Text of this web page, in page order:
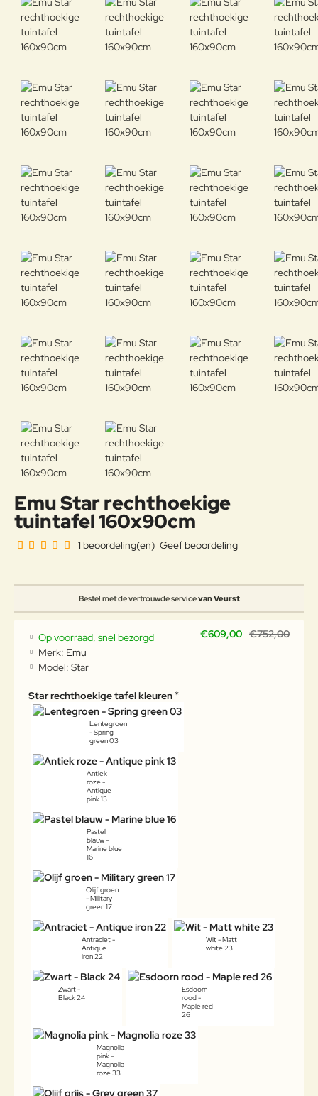
Emu Star rechthoekige
tuintafel 160x90cm
Bestel met de vertrouwde servicevan Veurst
1 beoordeling(en) Geef beoordeling
€609,00 €752,00
Op voorraad, snel bezorgd
Merk: Emu
Model: Star
Star rechthoekige tafel kleuren
Lentegroen
- Spring
green 03
Antiek
roze -
Antique
pink 13
Pastel
blauw -
Marine blue
16
Olijf groen
- Military
green 17
Antraciet -
Antique
iron 22
Wit - Matt
white 23
Zwart -
Black 24
Esdoorn
rood -
Maple red
26
Magnolia
pink -
Magnolia
roze 33